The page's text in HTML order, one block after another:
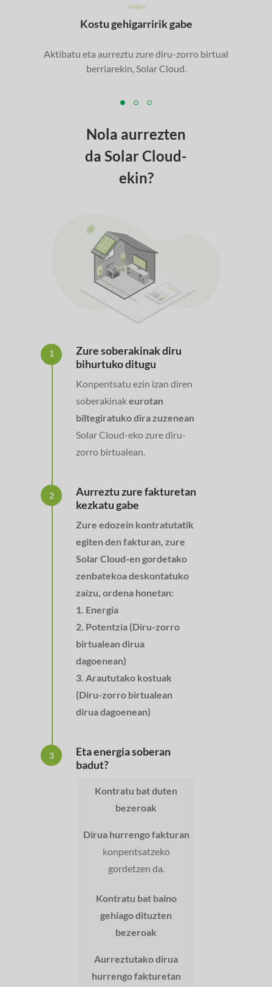
Kostu gehigarririk gabe
Aktibatu eta aurreztu zure diru-zorro birtual
berriarekin, Solar Cloud.
Nola aurrezten
da Solar Cloud-
ekin?
1
Zure soberakinak diru
bihurtuko ditugu
Konpentsatu ezin izan diren
soberakinakeurotan
biltegiratuko dira zuzenean
Solar Cloud-eko zure diru-
zorro birtualean.
2
Aurreztu zure fakturetan
kezkatu gabe
Zure edozein kontratutatik
egiten den fakturan, zure
Solar Cloud-en gordetako
zenbatekoa deskontatuko
zaizu, ordena honetan:
1. Energia
2. Potentzia (Diru-zorro
birtualean dirua
dagoenean)
3. Araututako kostuak
(Diru-zorro birtualean
dirua dagoenean)
3
Eta energia soberan
badut?
Kontratu bat duten
bezeroak
Dirua hurrengo fakturan
konpentsatzeko
gordetzen da.
Kontratu bat baino
gehiago dituzten
bezeroak
Aurreztutako dirua
hurrengo fakturetan